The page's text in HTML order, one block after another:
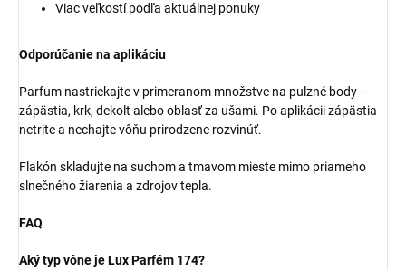
Viac veľkostí podľa aktuálnej ponuky
Odporúčanie na aplikáciu
Parfum nastriekajte v primeranom množstve na pulzné body –
zápästia, krk, dekolt alebo oblasť za ušami. Po aplikácii zápästia
netrite a nechajte vôňu prirodzene rozvinúť.
Flakón skladujte na suchom a tmavom mieste mimo priameho
slnečného žiarenia a zdrojov tepla.
FAQ
Aký typ vône je Lux Parfém 174?